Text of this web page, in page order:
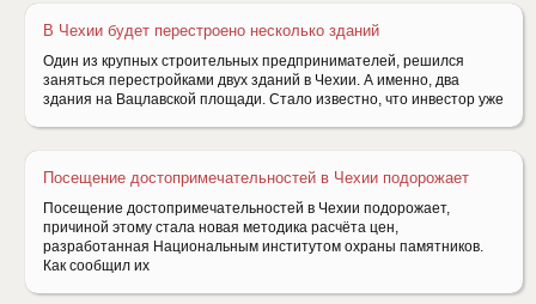
В Чехии будет перестроено несколько зданий
Один из крупных строительных предпринимателей, решился
заняться перестройками двух зданий в Чехии. А именно, два
здания на Вацлавской площади. Стало известно, что инвестор уже
Посещение достопримечательностей в Чехии подорожает
Посещение достопримечательностей в Чехии подорожает,
причиной этому стала новая методика расчёта цен,
разработанная Национальным институтом охраны памятников.
Как сообщил их